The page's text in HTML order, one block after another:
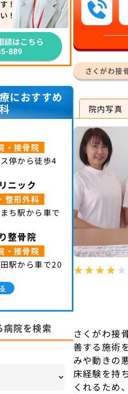
さくがわ接
院内写真
さくがわ接
善する施術
みや動きの
床経験を持
くれるため
におすすめ
・接骨院
停から徒歩4
ニック
整形外科
ち駅から車で
整骨院
・接骨院
駅から車で20
病院を検索